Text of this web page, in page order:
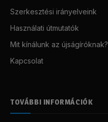
Szerkesztési irányelveink
Használati útmutatók
Mit kínálunk az újságíróknak?
Kapcsolat
TOVÁBBI INFORMÁCIÓK